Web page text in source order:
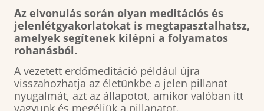
Az elvonulás során olyan meditációs és
jelenlétgyakorlatokat is megtapasztalhatsz,
amelyek segítenek kilépni a folyamatos
rohanásból.
A vezetett erdőmeditáció például újra
visszahozhatja az életünkbe a jelen pillanat
nyugalmát, azt az állapotot, amikor valóban itt